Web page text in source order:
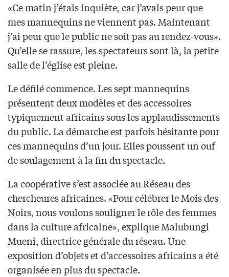
«Ce matin j’étais inquiète, car j’avais peur que
mes mannequins ne viennent pas. Maintenant
j’ai peur que le public ne soit pas au rendez-vous».
Qu’elle se rassure, les spectateurs sont là, la petite
salle de l’église est pleine.
Le défilé commence. Les sept mannequins
présentent deux modèles et des accessoires
typiquement africains sous les applaudissements
du public. La démarche est parfois hésitante pour
ces mannequins d’un jour. Elles poussent un ouf
de soulagement à la fin du spectacle.
La coopérative s’est associée au Réseau des
chercheures africaines. «Pour célébrer le Mois des
Noirs, nous voulons souligner le rôle des femmes
dans la culture africaine», explique Malubungi
Mueni, directrice générale du réseau. Une
exposition d’objets et d’accessoires africains a été
organisée en plus du spectacle.